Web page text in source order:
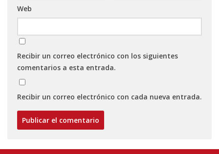
Web
Recibir un correo electrónico con los siguientes
comentarios a esta entrada.
Recibir un correo electrónico con cada nueva entrada.